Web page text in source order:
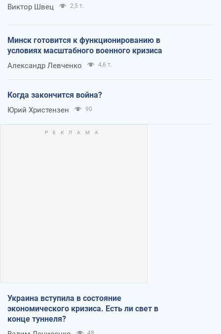
Виктор Швец 2,5 т.
Минск готовится к функционированию в
условиях масштабного военного кризиса
Александр Левченко 4,6 т.
Когда закончится война?
Юрий Христензен 90
Украина вступила в состояние
экономического кризиса. Есть ли свет в
конце туннеля?